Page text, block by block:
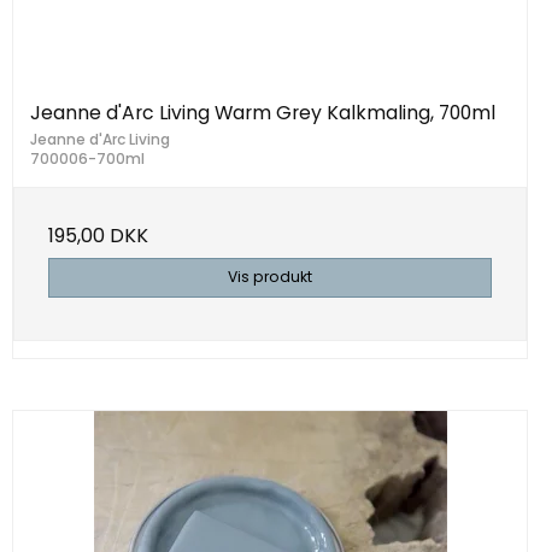
Jeanne d'Arc Living Warm Grey Kalkmaling, 700ml
Jeanne d'Arc Living
700006-700ml
195,00 DKK
Vis produkt